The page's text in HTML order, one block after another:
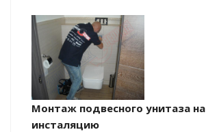
Монтаж подвесного унитаза на
инсталяцию